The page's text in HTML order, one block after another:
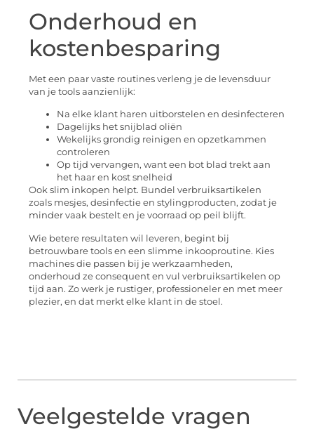
Onderhoud en
kostenbesparing
Met een paar vaste routines verleng je de levensduur
van je tools aanzienlijk:
Na elke klant haren uitborstelen en desinfecteren
Dagelijks het snijblad oliën
Wekelijks grondig reinigen en opzetkammen
controleren
Op tijd vervangen, want een bot blad trekt aan
het haar en kost snelheid
Ook slim inkopen helpt. Bundel verbruiksartikelen
zoals mesjes, desinfectie en stylingproducten, zodat je
minder vaak bestelt en je voorraad op peil blijft.
Wie betere resultaten wil leveren, begint bij
betrouwbare tools en een slimme inkooproutine. Kies
machines die passen bij je werkzaamheden,
onderhoud ze consequent en vul verbruiksartikelen op
tijd aan. Zo werk je rustiger, professioneler en met meer
plezier, en dat merkt elke klant in de stoel.
Veelgestelde vragen